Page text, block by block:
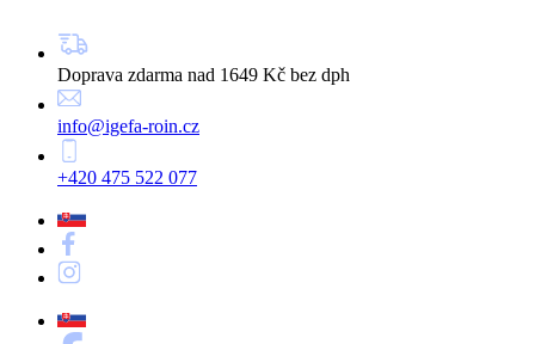
Doprava zdarma nad 1649 Kč bez dph
info@igefa-roin.cz
+420 475 522 077